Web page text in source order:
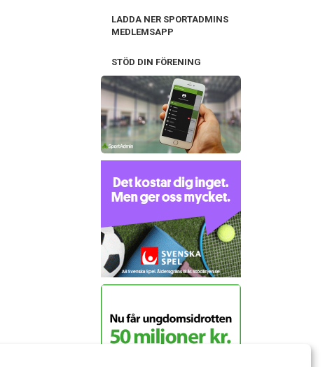
LADDA NER SPORTADMINS
MEDLEMSAPP
STÖD DIN FÖRENING